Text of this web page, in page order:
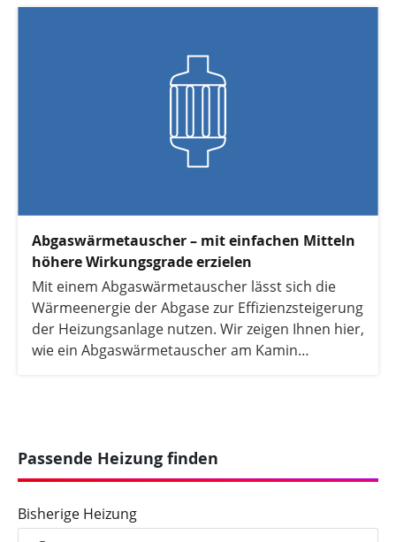
Abgaswärmetauscher – mit einfachen Mitteln
höhere Wirkungsgrade erzielen
Mit einem Abgaswärmetauscher lässt sich die
Wärmeenergie der Abgase zur Effizienzsteigerung
der Heizungsanlage nutzen. Wir zeigen Ihnen hier,
wie ein Abgaswärmetauscher am Kamin
Passende Heizung finden
Bisherige Heizung